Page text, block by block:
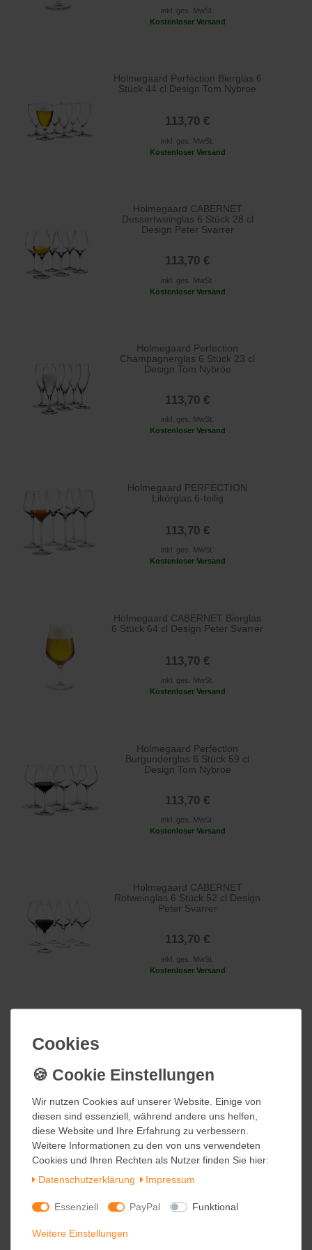
Cookies
Wir nutzen Cookies auf unserer Website. Einige von
diesen sind essenziell, während andere uns helfen,
diese Website und Ihre Erfahrung zu verbessern.
Weitere Informationen zu den von uns verwendeten
Cookies und Ihren Rechten als Nutzer finden Sie hier:
Daten­schutz­erklärung
Impressum
Essenziell PayPal Funktional
Weitere Einstellungen
inkl. ges. MwSt.
Kostenloser Versand
Holmegaard Perfection Bierglas 6
Stück 44 cl Design Tom Nybroe
113,70 €
inkl. ges. MwSt.
Kostenloser Versand
Holmegaard CABERNET
Dessertweinglas 6 Stück 28 cl
Design Peter Svarrer
113,70 €
inkl. ges. MwSt.
Kostenloser Versand
Holmegaard Perfection
Champagnerglas 6 Stück 23 cl
Design Tom Nybroe
113,70 €
inkl. ges. MwSt.
Kostenloser Versand
Holmegaard PERFECTION
Likörglas 6-teilig
113,70 €
inkl. ges. MwSt.
Kostenloser Versand
Holmegaard CABERNET Bierglas
6 Stück 64 cl Design Peter Svarrer
113,70 €
inkl. ges. MwSt.
Kostenloser Versand
Holmegaard Perfection
Burgunderglas 6 Stück 59 cl
Design Tom Nybroe
113,70 €
inkl. ges. MwSt.
Kostenloser Versand
Holmegaard CABERNET
Rotweinglas 6 Stück 52 cl Design
Peter Svarrer
113,70 €
inkl. ges. MwSt.
Kostenloser Versand
113,70 €
inkl. ges. MwSt.
Holmegaard CABERNET
Wasserglas 6 Stück 25 cl Design
Peter Svarrer
Cookies
Wir nutzen Cookies auf unserer Website. Einige von
diesen sind essenziell, während andere uns helfen,
diese Website und Ihre Erfahrung zu verbessern.
Weitere Informationen zu den von uns verwendeten
Cookies und Ihren Rechten als Nutzer finden Sie hier:
Daten­schutz­erklärung
Impressum
Essenziell PayPal Funktional
Weitere Einstellungen